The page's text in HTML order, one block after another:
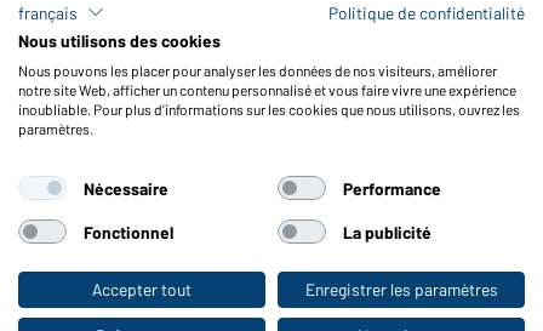
Vers la boutique pour particuliers
Télécharger ou commander catalogues
Lien aux catalogues
Conditions générales
Mentions légales
Protection des données
Paramètre de cookies
Accessibilité
© 2026 Daiber
français
Politique de confidentialité
Nous utilisons des cookies
Nous pouvons les placer pour analyser les données de nos visiteurs, améliorer
notre site Web, afficher un contenu personnalisé et vous faire vivre une expérience
inoubliable. Pour plus d'informations sur les cookies que nous utilisons, ouvrez les
paramètres.
Nécessaire Performance
Fonctionnel La publicité
Accepter tout Enregistrer les paramètres